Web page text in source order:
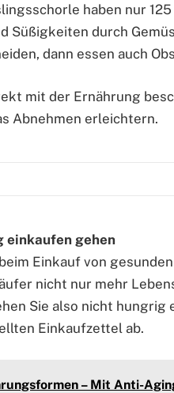
haben nur
Süßigkeiten durch
dann essen auch
mit der Ernährung
Abnehmen erleichtern.
einkaufen gehen
Einkauf von
nicht nur mehr
Sie also nicht hungrig
Einkaufzettel ab.
– Mit Anti-